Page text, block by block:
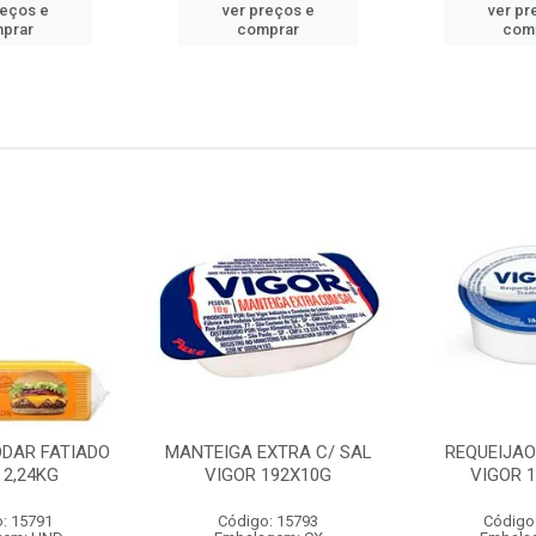
e
ver preços e
comprar
ver
FATIADO
15791
MANTEIGA EXTRA C/ SAL
VIGOR 192X10G
Código: 15793
VIGOR